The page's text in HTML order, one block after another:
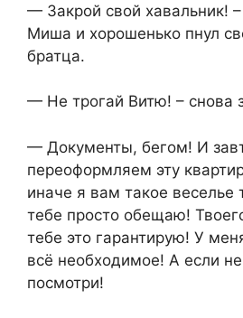
— Закрой свой хавальник!
Миша и хорошенько пнул
братца.
— Не трогай Витю! – снова
— Документы, бегом! И
переоформляем эту
иначе я вам такое веселье
тебе просто обещаю!
тебе это гарантирую! У
всё необходимое! А если
посмотри!